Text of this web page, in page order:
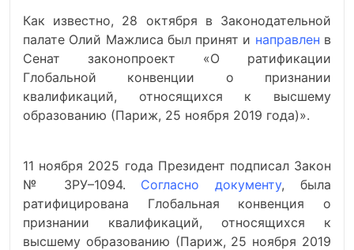
Как известно, 28 октября в Законодательной
палате Олий Мажлиса был принят и направлен в
Сенат законопроект «О ратификации
Глобальной конвенции о признании
квалификаций, относящихся к высшему
образованию (Париж, 25 ноября 2019 года)».
11 ноября 2025 года Президент подписал Закон
№ ЗРУ–1094. Согласно документу, была
ратифицирована Глобальная конвенция о
признании квалификаций, относящихся к
высшему образованию (Париж, 25 ноября 2019